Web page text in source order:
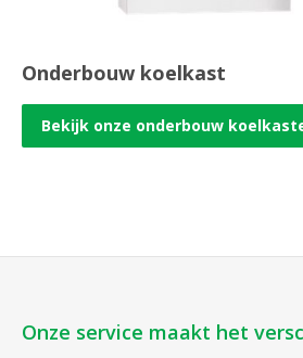
Onderbouw koelkast
Bekijk onze onderbouw
Onze service maakt het